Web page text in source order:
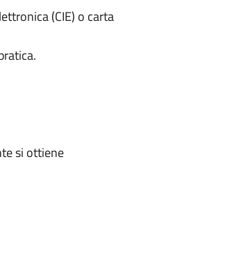
(CIE) o carta
si ottiene